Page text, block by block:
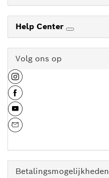
Help Center
Volg ons op
Betalingsmogelijkheden